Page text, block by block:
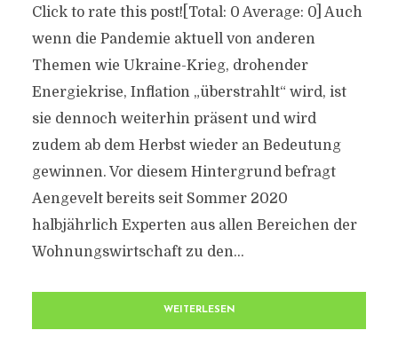
Click to rate this post![Total: 0 Average: 0] Auch
wenn die Pandemie aktuell von anderen
Themen wie Ukraine-Krieg, drohender
Energiekrise, Inflation „überstrahlt“ wird, ist
sie dennoch weiterhin präsent und wird
zudem ab dem Herbst wieder an Bedeutung
gewinnen. Vor diesem Hintergrund befragt
Aengevelt bereits seit Sommer 2020
halbjährlich Experten aus allen Bereichen der
Wohnungswirtschaft zu den...
WEITERLESEN